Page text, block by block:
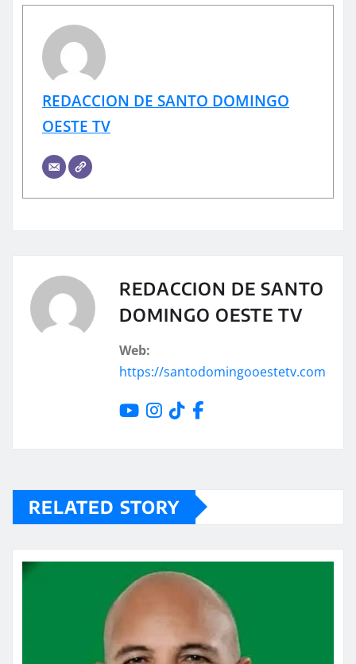
REDACCION DE SANTO DOMINGO
OESTE TV
REDACCION DE SANTO
DOMINGO OESTE TV
Web:
https://santodomingooestetv.com
RELATED STORY